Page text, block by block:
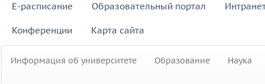
E-расписание Образовательный портал
Конференции Карта сайта
Информация об университете Образование Наука